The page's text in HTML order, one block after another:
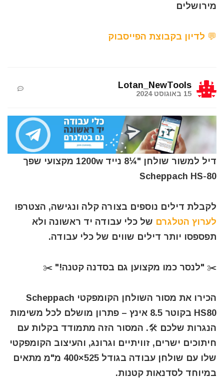
מירושלים
💬 לדיון בקבוצת הפייסבוק
Lotan_NewTools
15 באוגוסט 2024
דיל למשור שולחן "¼8 נייד 1200w מקצועי שפך
Scheppach HS-80
לקבלת דילים נוספים בצורה קלה ונגישה, הצטרפו
לערוץ הטלגרם של כלי עבודה יד ראשונה ולא
תפספסו יותר דילים שווים של כלי עבודה.
✂️ "לנסר כמו מקצוען גם בסדנה קטנה!" ✂️
הכירו את מסור השולחן הקומפקטי Scheppach
HS80 בקוטר 8.5 אינץ – פתרון מושלם לכל משימות
הנגרות שלכם 🛠️. המסור הזה מתמודד בקלות עם
חיתוכים ישרים, זוויתיים וגרונג, והעיצוב הקומפקטי
שלו עם שולחן עבודה בגודל 525×400 מ"מ מתאים
במיוחד לסדנאות קטנות.